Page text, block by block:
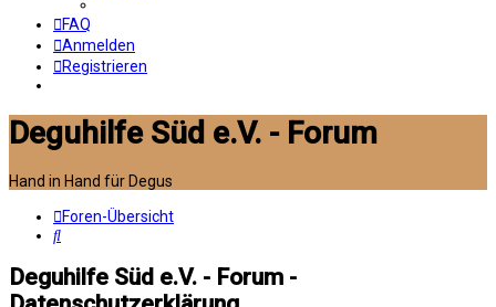
FAQ
Anmelden
Registrieren
Deguhilfe Süd e.V. - Forum
Hand in Hand für Degus
Foren-Übersicht
Suche
Deguhilfe Süd e.V. - Forum -